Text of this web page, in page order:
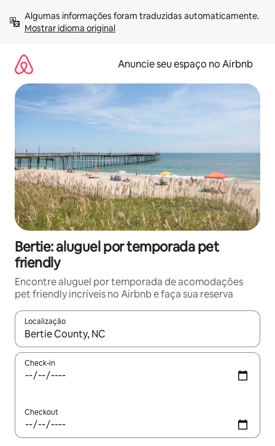
para
Mostrar idioma original
Anuncie seu espaço no Airbnb
Bertie: aluguel por temporada pet
friendly
Encontre aluguel por temporada de acomodações
pet friendly incríveis no Airbnb e faça sua reserva
Localização
Quando os resultados estiverem disponíveis, explore-os
Check-in
Checkout